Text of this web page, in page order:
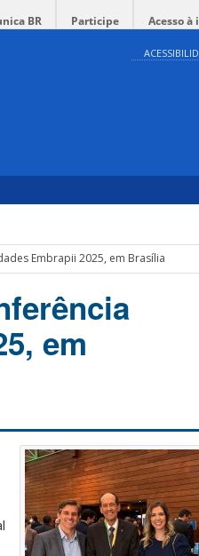
BR Participe Acesso
Embrapii 2025, em Brasília
em